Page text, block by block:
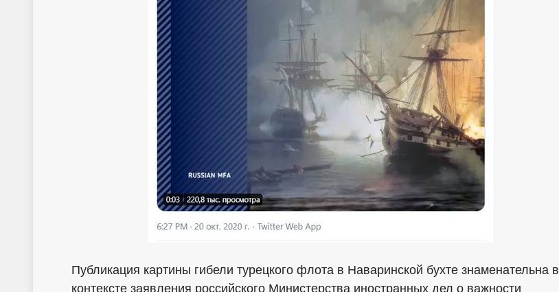
Публикация картины гибели турецкого флота в Наваринской бухте знаменательна в
контексте заявления российского Министерства иностранных дел о важности